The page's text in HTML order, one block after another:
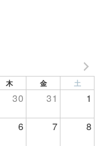
木 金 土
30 31 1
6 7 8